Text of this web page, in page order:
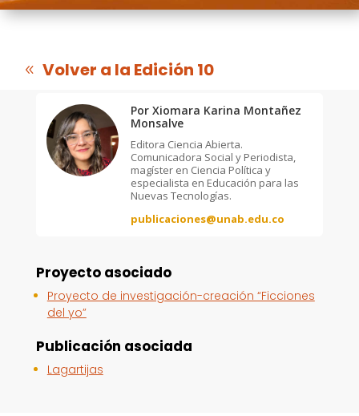
Volver a la Edición 10
Por Xiomara Karina Montañez
Monsalve
Editora Ciencia Abierta.
Comunicadora Social y Periodista,
magíster en Ciencia Política y
especialista en Educación para las
Nuevas Tecnologías.
publicaciones@unab.edu.co
Proyecto asociado
Proyecto de investigación-creación “Ficciones
del yo”
Publicación asociada
Lagartijas